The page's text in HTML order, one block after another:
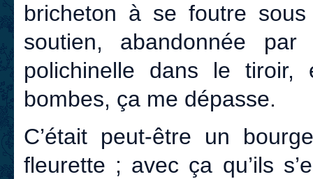
bricheton à se foutre
soutien, abandonnée
polichinelle dans le
bombes, ça me dépasse.
C’était peut-être un
fleurette ; avec ça qu’ils